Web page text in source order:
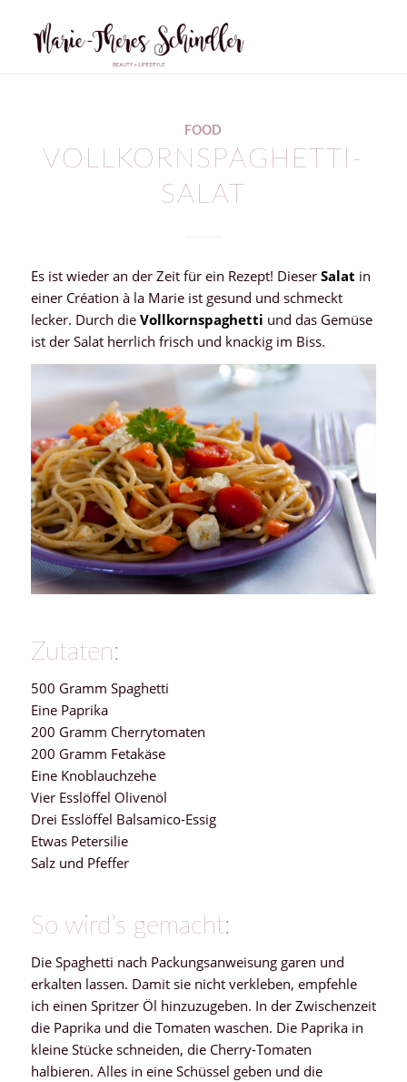
FOOD
VOLLKORNSPAGHETTI-
SALAT
Es ist wieder an der Zeit für ein Rezept! Dieser Salat in
einer Création à la Marie ist gesund und schmeckt
lecker. Durch die Vollkornspaghetti und das Gemüse
ist der Salat herrlich frisch und knackig im Biss.
Zutaten:
500 Gramm Spaghetti
Eine Paprika
200 Gramm Cherrytomaten
200 Gramm Fetakäse
Eine Knoblauchzehe
Vier Esslöffel Olivenöl
Drei Esslöffel Balsamico-Essig
Etwas Petersilie
Salz und Pfeffer
So wird’s gemacht:
Die Spaghetti nach Packungsanweisung garen und
erkalten lassen. Damit sie nicht verkleben, empfehle
ich einen Spritzer Öl hinzuzugeben. In der Zwischenzeit
die Paprika und die Tomaten waschen. Die Paprika in
kleine Stücke schneiden, die Cherry-Tomaten
halbieren. Alles in eine Schüssel geben und die